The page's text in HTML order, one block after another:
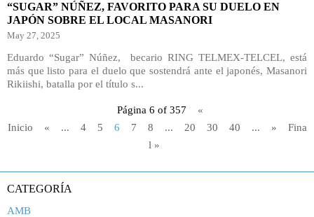
“SUGAR” NÚÑEZ, FAVORITO PARA SU DUELO EN
JAPÓN SOBRE EL LOCAL MASANORI
May 27, 2025
Eduardo “Sugar” Núñez, becario RING TELMEX-TELCEL, está
más que listo para el duelo que sostendrá ante el japonés, Masanori
Rikiishi, batalla por el título s...
Página 6 of 357
«
Inicio
« ... 4 5 6 7 8 ... 20 30 40 ... »
Fina
l »
CATEGORÍA
AMB